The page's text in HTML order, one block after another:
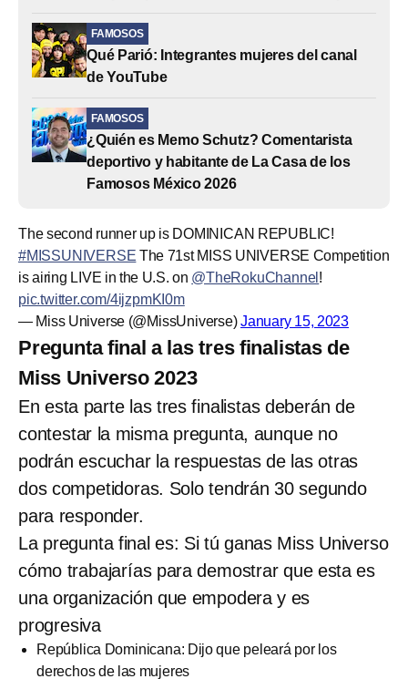
FAMOSOS
Qué Parió: Integrantes mujeres del canal
de YouTube
FAMOSOS
¿Quién es Memo Schutz? Comentarista
deportivo y habitante de La Casa de los
Famosos México 2026
The second runner up is DOMINICAN REPUBLIC!
#MISSUNIVERSE The 71st MISS UNIVERSE Competition
is airing LIVE in the U.S. on @TheRokuChannel !
pic.twitter.com/4ijzpmKI0m
— Miss Universe (@MissUniverse)January 15, 2023
Pregunta final a las tres finalistas de
Miss Universo 2023
En esta parte las tres finalistas deberán de
contestar la misma pregunta, aunque no
podrán escuchar la respuestas de las otras
dos competidoras. Solo tendrán 30 segundo
para responder.
La pregunta final es: Si tú ganas Miss Universo
cómo trabajarías para demostrar que esta es
una organización que empodera y es
progresiva
República Dominicana: Dijo que peleará por los
derechos de las mujeres